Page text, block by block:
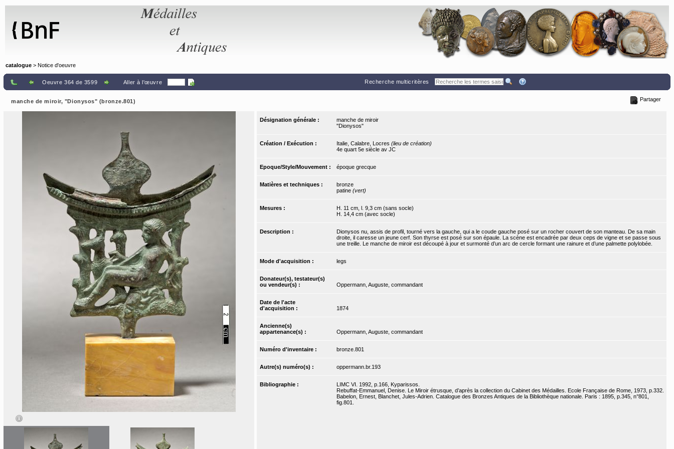
catalogue > Notice d'oeuvre
Oeuvre 364 de 3599 Aller à l'œuvre Recherche multicritères
manche de miroir, "Dionysos" (bronze.801) Partager
Désignation générale :
manche de miroir
"Dionysos"
Création / Exécution : Italie, Calabre, Locres (lieu de création)
4e quart 5e siècle av JC
Epoque/Style/Mouvement : époque grecque
Matières et techniques :
bronze
patine (vert)
Mesures :
H. 11 cm, l. 9,3 cm (sans socle)
H. 14,4 cm (avec socle)
Description :
Dionysos nu, assis de profil, tourné vers la gauche, qui a le coude gauche posé sur un rocher couvert de son manteau. De sa main
droite, il caresse un jeune cerf. Son thyrse est posé sur son épaule. La scène est encadrée par deux ceps de vigne et se passe sous
une treille. Le manche de miroir est découpé à jour et surmonté d’un arc de cercle formant une rainure et d’une palmette polylobée.
Mode d'acquisition : legs
Donateur(s), testateur(s)
ou vendeur(s) :
Oppermann, Auguste, commandant
Date de l'acte
d'acquisition :
1874
Ancienne(s)
appartenance(s) :
Oppermann, Auguste, commandant
Numéro d'inventaire : bronze.801
Autre(s) numéro(s) : oppermann.br.193
Bibliographie :
LIMC VI. 1992, p.166, Kyparissos.
Rebuffat-Emmanuel, Denise. Le Miroir étrusque, d’après la collection du Cabinet des Médailles. Ecole Française de Rome, 1973, p.332.
Babelon, Ernest, Blanchet, Jules-Adrien. Catalogue des Bronzes Antiques de la Bibliothèque nationale. Paris : 1895, p.345, n°801,
fig.801.